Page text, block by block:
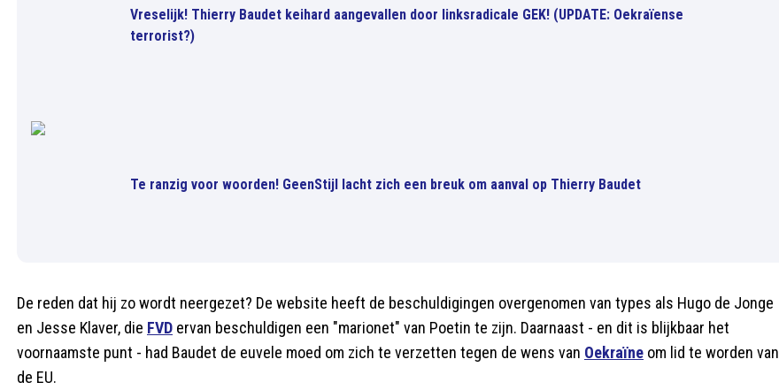
Vreselijk! Thierry Baudet keihard aangevallen door linksradicale GEK! (UPDATE: Oekraïense
terrorist?)
Te ranzig voor woorden! GeenStijl lacht zich een breuk om aanval op Thierry Baudet
De reden dat hij zo wordt neergezet? De website heeft de beschuldigingen overgenomen van types als Hugo de Jonge
en Jesse Klaver, die FVD ervan beschuldigen een "marionet" van Poetin te zijn. Daarnaast - en dit is blijkbaar het
voornaamste punt - had Baudet de euvele moed om zich te verzetten tegen de wens van Oekraïne om lid te worden van
de EU.